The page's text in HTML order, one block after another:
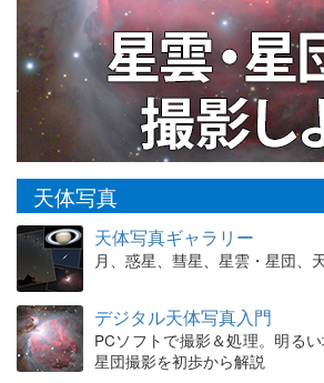
天体写真
天体写真ギャラリー
月、惑星、彗星、星雲・星団、
デジタル天体写真入門
PCソフトで撮影＆処理。明る
星団撮影を初歩から解説